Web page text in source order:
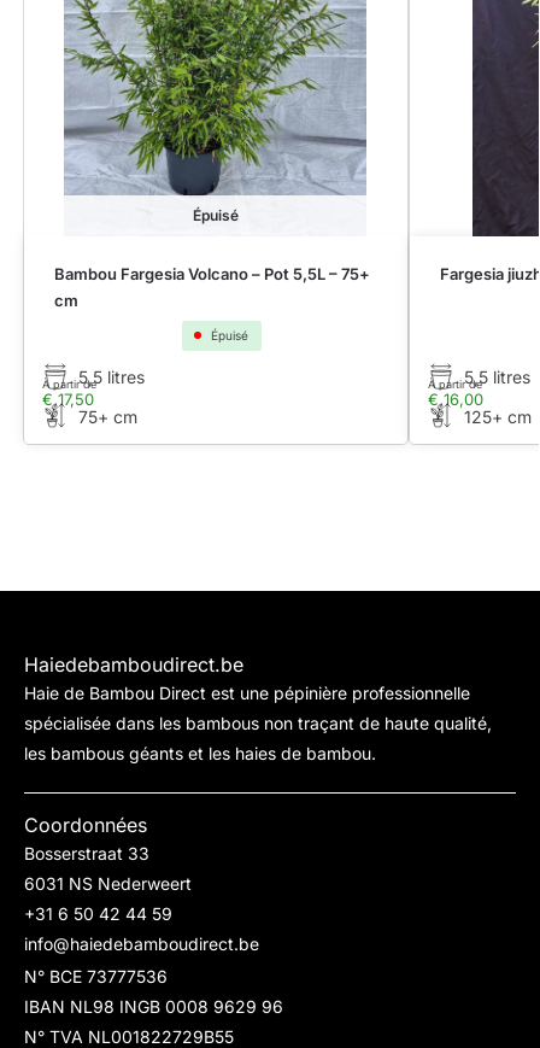
Épuisé
Bambou Fargesia Volcano – Pot 5,5L – 75+
cm
Épuisé
€17,50
À partir de5,5 litres
75+ cm
Fargesia
€16,00
À partir de5,5 litres
125+ cm
Haiedebamboudirect.be
Haie de Bambou Direct est une pépinière professionnelle
spécialisée dans les bambous non traçant de haute qualité,
les bambous géants et les haies de bambou.
Coordonnées
Bosserstraat 33
6031 NS Nederweert
+31 6 50 42 44 59
info@haiedebamboudirect.be
N° BCE 73777536
IBAN NL98 INGB 0008 9629 96
N° TVA NL001822729B55